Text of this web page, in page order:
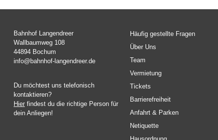
Bahnhof Langendreer
Wallbaumweg 108
44894 Bochum
info@bahnhof-langendreer.de
Du möchtest uns telefonisch
kontaktieren?
Hier findest du die richtige Person für
dein Anliegen!
Häufig gestellte Fragen
Über Uns
Team
Vermietung
Tickets
Barrierefreiheit
Anfahrt & Parken
Netiquette